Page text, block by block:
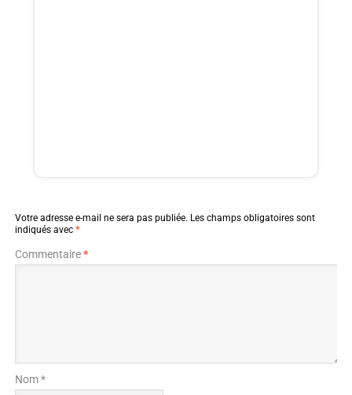
Votre adresse e-mail ne sera pas publiée. Les champs obligatoires sont
indiqués avec *
Commentaire*
Nom *